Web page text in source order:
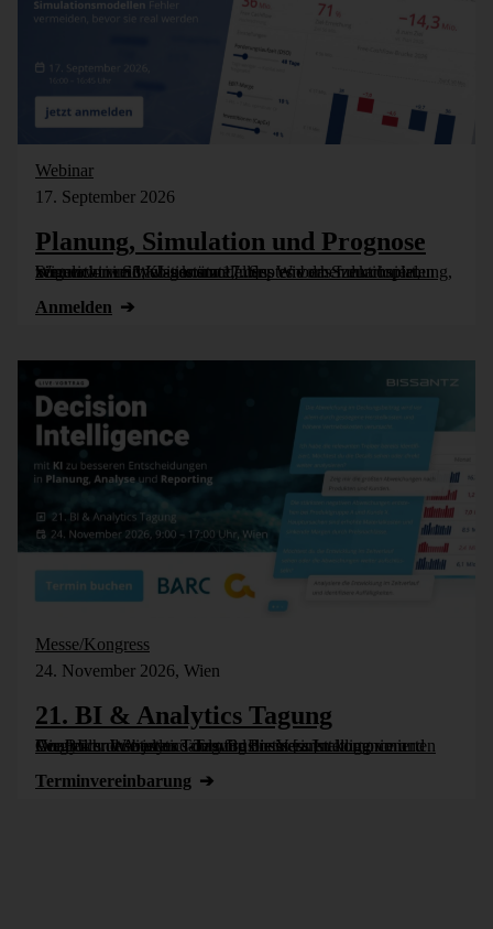
Webinar
17. September 2026
Planung, Simulation und Prognose
Wer nicht weiß, was kommt, muss es vorher durchspielen können – in Simulationsmodellen. Wie das funktioniert, zeigen wir im Webinar am 17. September: Szenarioplanung, Simulation und KI-gestützte [...]
Anmelden
Messe/Kongress
24. November 2026, Wien
21. BI & Analytics Tagung
Die BI- und Analytics-Tagung bietet einen komprimierten Vergleich der besten Tools für Business Intelligence und Analytics. Wie jedes Jahr wird die Veranstaltung vom Controller Institut und dem Business [...]
Termin­vereinbarung